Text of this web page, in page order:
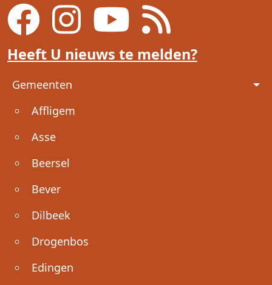
Heeft U nieuws te melden?
Voet
Gemeenten
Affligem
Asse
Beersel
Bever
Dilbeek
Drogenbos
Edingen